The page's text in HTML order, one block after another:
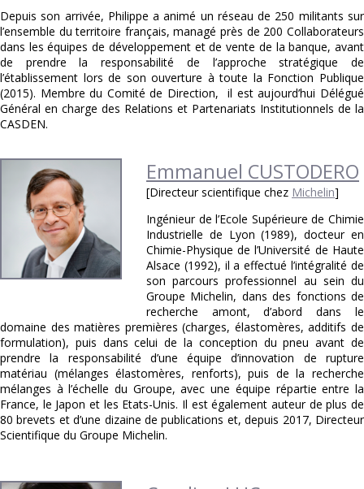
Depuis son arrivée, Philippe a animé un réseau de 250 militants sur
l’ensemble du territoire français, managé près de 200 Collaborateurs
dans les équipes de développement et de vente de la banque, avant
de prendre la responsabilité de l’approche stratégique de
l’établissement lors de son ouverture à toute la Fonction Publique
(2015). Membre du Comité de Direction, il est aujourd’hui Délégué
Général en charge des Relations et Partenariats Institutionnels de la
CASDEN.
Emmanuel CUSTODERO
[Directeur scientifique chez Michelin]
Ingénieur de l’Ecole Supérieure de Chimie
Industrielle de Lyon (1989), docteur en
Chimie-Physique de l’Université de Haute
Alsace (1992), il a effectué l’intégralité de
son parcours professionnel au sein du
Groupe Michelin, dans des fonctions de
recherche amont, d’abord dans le
domaine des matières premières (charges, élastomères, additifs de
formulation), puis dans celui de la conception du pneu avant de
prendre la responsabilité d’une équipe d’innovation de rupture
matériau (mélanges élastomères, renforts), puis de la recherche
mélanges à l’échelle du Groupe, avec une équipe répartie entre la
France, le Japon et les Etats-Unis. Il est également auteur de plus de
80 brevets et d’une dizaine de publications et, depuis 2017, Directeur
Scientifique du Groupe Michelin.